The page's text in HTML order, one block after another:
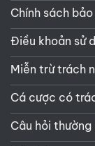
Chính sách
Điều khoản sử
Miễn trừ trách
Cá cược có
Câu hỏi thường